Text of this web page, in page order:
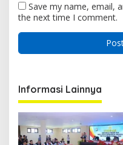
Save my name, email,
the next time I comment.
Informasi Lainnya